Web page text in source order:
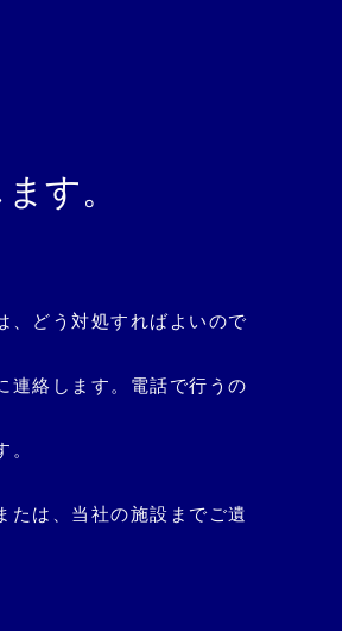
す。
、どう対処すればよいので
連絡します。電話で行うの
たは、当社の施設までご遺